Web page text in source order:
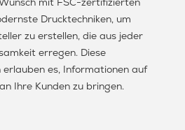
Drucktechniken, um
zu erstellen, die aus jeder
erregen. Diese
erlauben es, Informationen auf
Ihre Kunden zu bringen.